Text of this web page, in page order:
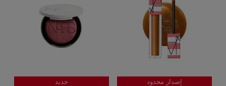
إصدار محدود جديد